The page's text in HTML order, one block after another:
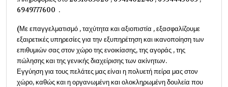
6949777600 .
(Με επαγγελματισμό , ταχύτητα και αξιοπιστία , εξασφαλίζουμε
εξαιρετικές υπηρεσίες για την εξυπηρέτηση και ικανοποίηση των
επιθυμιών σας στον χώρο της ενοικίασης, της αγοράς , της
πώλησης και της γενικής διαχείρισης των ακίνητων.
Εγγύηση για τους πελάτες μας είναι η πολυετή πείρα μας στον
χώρο, καθώς και η οργανωμένη και ολοκληρωμένη δουλεία που